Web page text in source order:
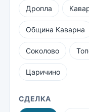
Дропла
Община Каварна
Соколово
Царичино
СДЕЛКА